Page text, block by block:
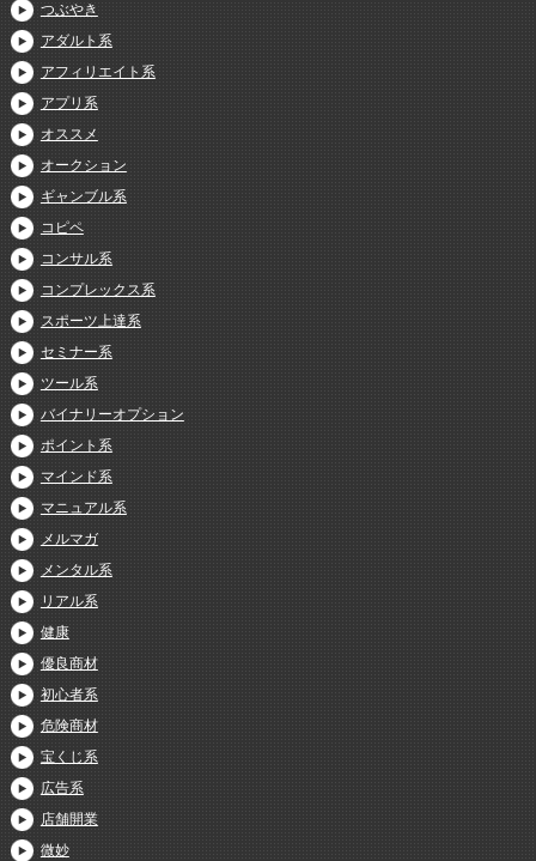
つぶやき
アダルト系
アフィリエイト系
アプリ系
オススメ
オークション
ギャンブル系
コピペ
コンサル系
コンプレックス系
スポーツ上達系
セミナー系
ツール系
バイナリーオプション
ポイント系
マインド系
マニュアル系
メルマガ
メンタル系
リアル系
健康
優良商材
初心者系
危険商材
宝くじ系
広告系
店舗開業
微妙